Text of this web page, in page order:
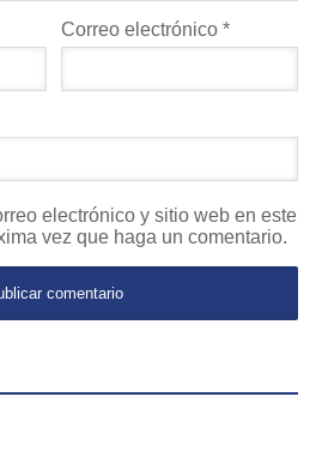
Correo electrónico*
electrónico y sitio web en este
vez que haga un comentario.